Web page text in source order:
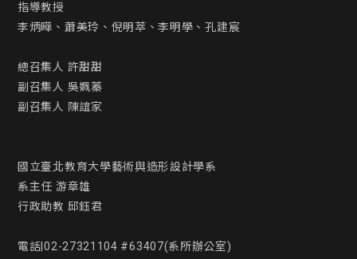
指導教授
李炳曄、蕭美玲、倪明萃、李明學、孔建宸
總召集人 許甜甜
副召集人 吳姵蓁
副召集人 陳誼家
國立臺北教育大學藝術與造形設計學系
系主任 游章雄
行政助教 邱鈺君
電話|02-27321104 #63407(系所辦公室)